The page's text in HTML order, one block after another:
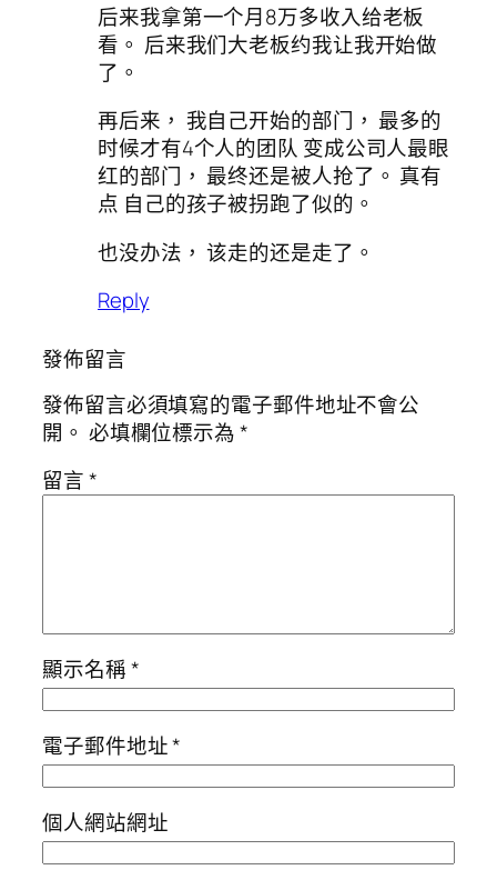
后来我拿第一个月8万多收入给老板
看。 后来我们大老板约我让我开始做
了。
再后来， 我自己开始的部门， 最多的
时候才有4个人的团队 变成公司人最眼
红的部门， 最终还是被人抢了。 真有
点 自己的孩子被拐跑了似的。
也没办法， 该走的还是走了。
Reply
發佈留言
發佈留言必須填寫的電子郵件地址不會公
開。 必填欄位標示為*
留言*
顯示名稱*
電子郵件地址*
個人網站網址